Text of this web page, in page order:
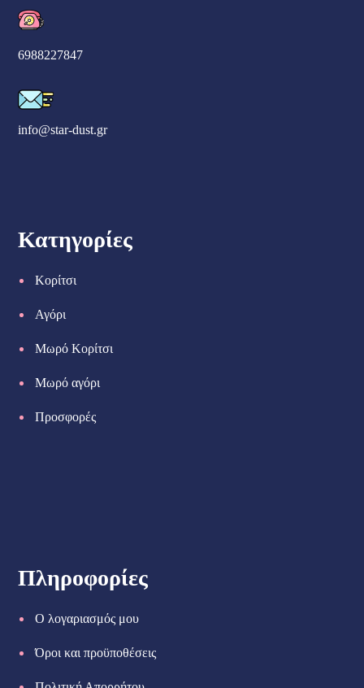
6988227847
info@star-dust.gr
Κατηγορίες
Κορίτσι
Αγόρι
Μωρό Κορίτσι
Μωρό αγόρι
Προσφορές
Πληροφορίες
Ο λογαριασμός μου
Όροι και προϋποθέσεις